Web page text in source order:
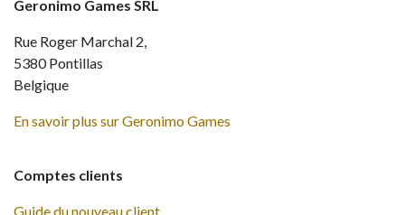
Comptes clients
Guide du nouveau client
Geronimo Games SRL
Rue Roger Marchal 2,
5380 Pontillas
Belgique
En savoir plus sur Geronimo Games